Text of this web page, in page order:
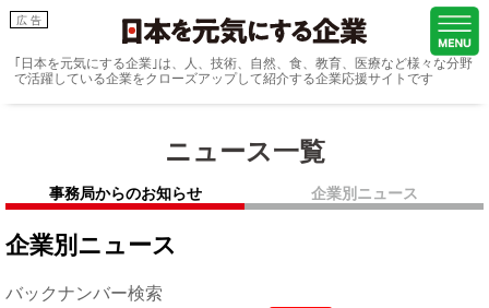
広 告
｢日本を元気にする企業｣は、 人、技術、自然、食、教育、医療など様々な分野
で活躍している企業をクローズアップして紹介する企業応援サイトです
ニュース一覧
事務局からのお知らせ 企業別ニュース
企業別ニュース
バックナンバー検索